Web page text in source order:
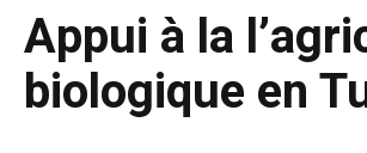
Appui à la
biologique en